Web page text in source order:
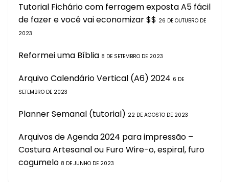
Tutorial Fichário com ferragem exposta A5 fácil
de fazer e você vai economizar $$ 26 DE OUTUBRO DE
2023
Reformei uma Bíblia 8 DE SETEMBRO DE 2023
Arquivo Calendário Vertical (A6) 2024 6 DE
SETEMBRO DE 2023
Planner Semanal (tutorial) 22 DE AGOSTO DE 2023
Arquivos de Agenda 2024 para impressão –
Costura Artesanal ou Furo Wire-o, espiral, furo
cogumelo 8 DE JUNHO DE 2023